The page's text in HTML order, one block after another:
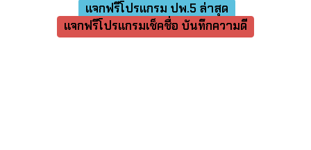
แจกฟรีโปรแกรม ปพ.5 ล่าสุด
แจกฟรีโปรแกรมเช็คชื่อ บันทึกความดี